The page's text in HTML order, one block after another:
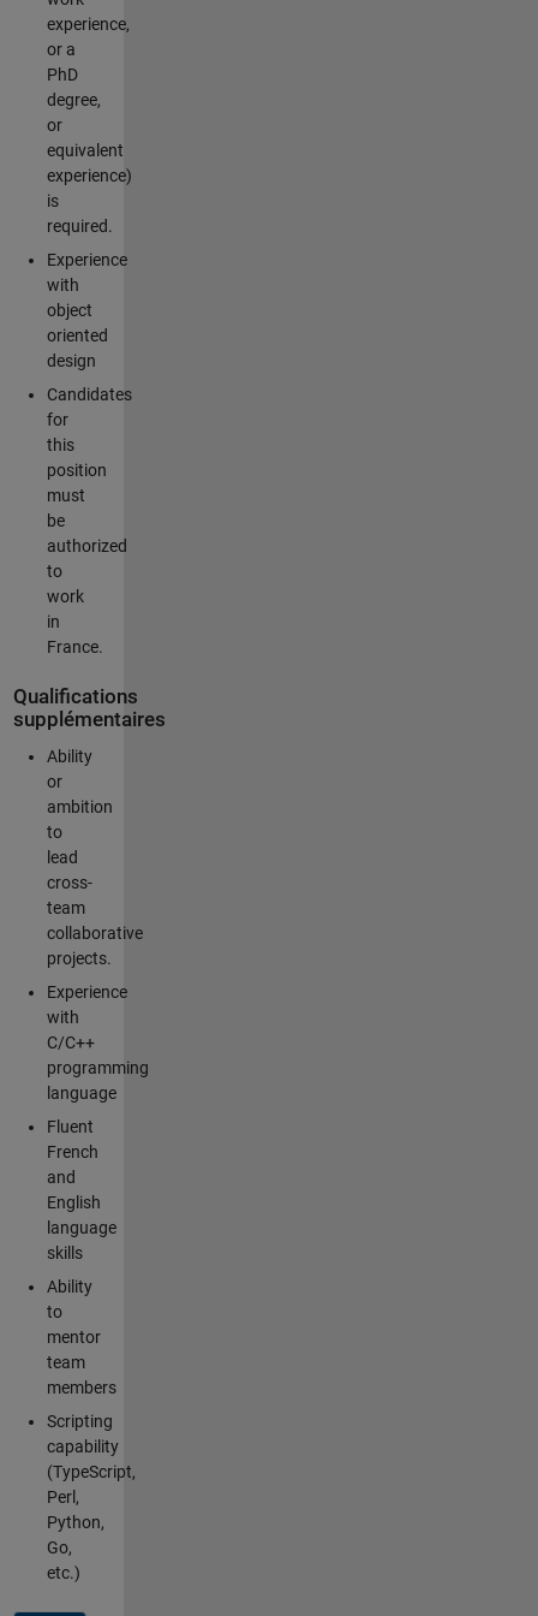
experience,
or a
PhD
degree,
or
equivalent
experience)
is
required.
Experience
with
object
oriented
design
Candidates
for
this
position
must
be
authorized
to
work
in
France.
Qualifications
supplémentaires
Ability
or
ambition
to
lead
cross-
team
collaborative
projects.
Experience
with
C/C++
programming
language
Fluent
French
and
English
language
skills
Ability
to
mentor
team
members
Scripting
capability
(TypeScript,
Perl,
Python,
Go,
etc.)